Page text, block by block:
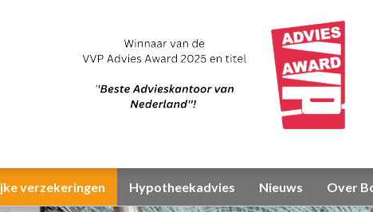
verzekeringen Hypotheekadvies Nieuws Over